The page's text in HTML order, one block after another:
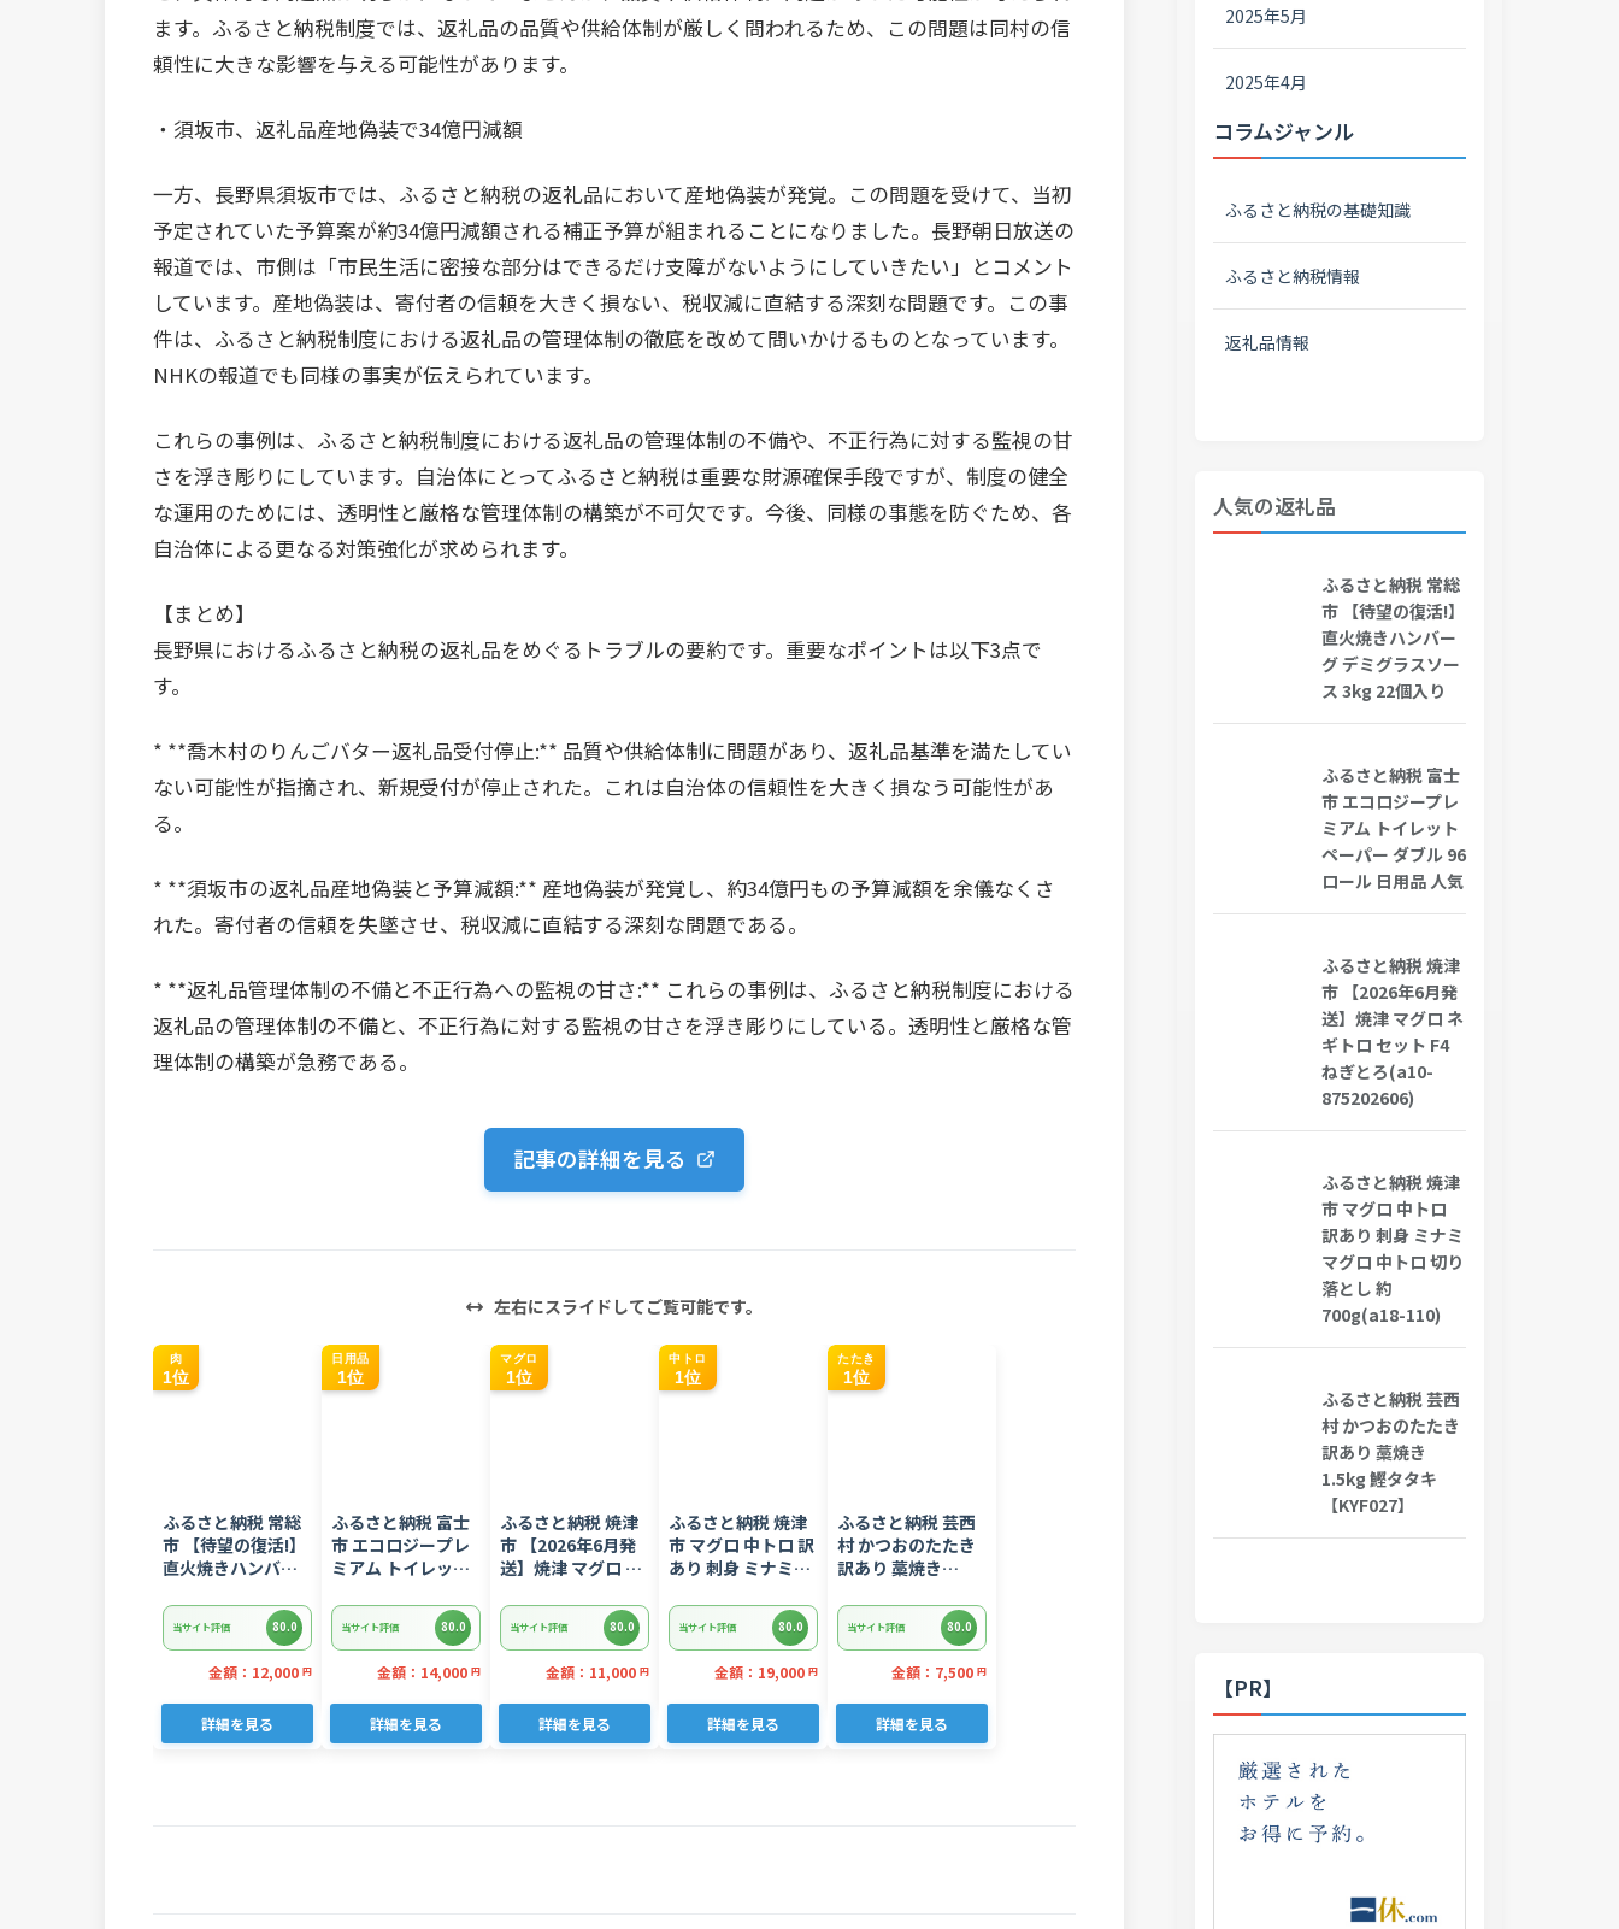
ます。ふるさと納税制度では、返礼品の品質や供給体制が厳しく問われるため、この問題は同村の信
頼性に大きな影響を与える可能性があります。
・須坂市、返礼品産地偽装で34億円減額
一方、長野県須坂市では、ふるさと納税の返礼品において産地偽装が発覚。この問題を受けて、当初
予定されていた予算案が約34億円減額される補正予算が組まれることになりました。長野朝日放送の
報道では、市側は「市民生活に密接な部分はできるだけ支障がないようにしていきたい」とコメント
しています。産地偽装は、寄付者の信頼を大きく損ない、税収減に直結する深刻な問題です。この事
件は、ふるさと納税制度における返礼品の管理体制の徹底を改めて問いかけるものとなっています。
NHKの報道でも同様の事実が伝えられています。
これらの事例は、ふるさと納税制度における返礼品の管理体制の不備や、不正行為に対する監視の甘
さを浮き彫りにしています。自治体にとってふるさと納税は重要な財源確保手段ですが、制度の健全
な運用のためには、透明性と厳格な管理体制の構築が不可欠です。今後、同様の事態を防ぐため、各
自治体による更なる対策強化が求められます。
【まとめ】
長野県におけるふるさと納税の返礼品をめぐるトラブルの要約です。重要なポイントは以下3点で
す。
* **喬木村のりんごバター返礼品受付停止:** 品質や供給体制に問題があり、返礼品基準を満たしてい
ない可能性が指摘され、新規受付が停止された。これは自治体の信頼性を大きく損なう可能性があ
る。
* **須坂市の返礼品産地偽装と予算減額:** 産地偽装が発覚し、約34億円もの予算減額を余儀なくさ
れた。寄付者の信頼を失墜させ、税収減に直結する深刻な問題である。
* **返礼品管理体制の不備と不正行為への監視の甘さ:** これらの事例は、ふるさと納税制度における
返礼品の管理体制の不備と、不正行為に対する監視の甘さを浮き彫りにしている。透明性と厳格な管
理体制の構築が急務である。
記事の詳細を見る
左右にスライドしてご覧可能です。
肉
1位
ふるさと納税 常総
市 【待望の復活!】
直火焼きハンバー
ス 3kg 22個入り
当サイト評価 80.0
金額：12,000 円
詳細を見る
日用品
1位
ふるさと納税 富士
市 エコロジープレ
ミアム トイレット
ロール 日用品 人気
当サイト評価 80.0
金額：14,000 円
詳細を見る
マグロ
1位
ふるさと納税 焼津
市 【2026年6月発
送】焼津 マグロ ネ
ぎとろ(a10-
875202606)
当サイト評価 80.0
金額：11,000 円
詳細を見る
中トロ
1位
ふるさと納税 焼津
市 マグロ 中トロ 訳
あり 刺身 ミナミマ
とし 約700g(a18-
110)
当サイト評価 80.0
金額：19,000 円
詳細を見る
たたき
1位
ふるさと納税 芸西
村 かつおのたたき
訳あり 藁焼き
【KYF027】
当サイト評価 80.0
金額：7,500 円
詳細を見る
2025年5月
2025年4月
コラムジャンル
ふるさと納税の基礎知識
ふるさと納税情報
返礼品情報
人気の返礼品
ふるさと納税 常総
市 【待望の復活!】
直火焼きハンバー
グ デミグラスソー
ス 3kg 22個入り
ふるさと納税 富士
市 エコロジープレ
ミアム トイレット
ペーパー ダブル 96
ロール 日用品 人気
ふるさと納税 焼津
市 【2026年6月発
送】焼津 マグロ ネ
ギトロ セット F4
ねぎとろ(a10-
875202606)
ふるさと納税 焼津
市 マグロ 中トロ
訳あり 刺身 ミナミ
マグロ 中トロ 切り
落とし 約
700g(a18-110)
ふるさと納税 芸西
村 かつおのたたき
訳あり 藁焼き
1.5kg 鰹タタキ
【KYF027】
【PR】